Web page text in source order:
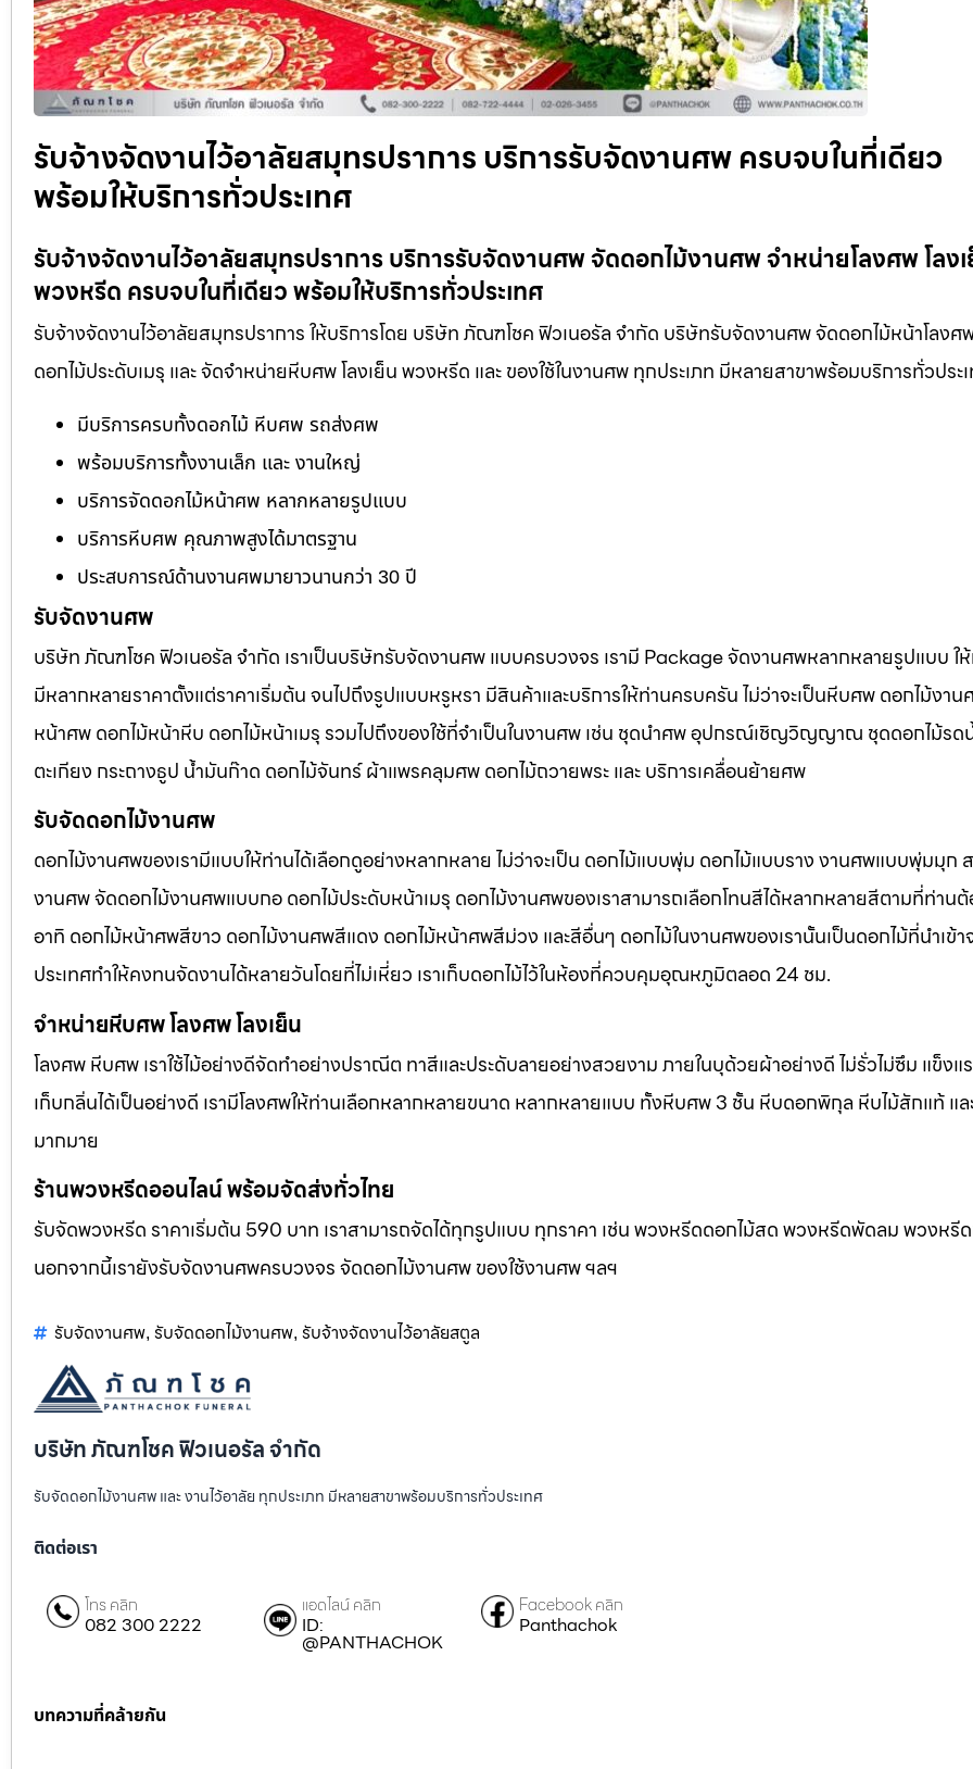
รับจ้างจัดงานไว้อาลัยสมุทรปราการ บริการรับจัดงานศพ ครบจบในที่เดียว
พร้อมให้บริการทั่วประเทศ
รับจ้างจัดงานไว้อาลัยสมุทรปราการ บริการรับจัดงานศพ จัดดอกไม้งานศพ จำหน่ายโลงศพ โลง
พวงหรีด ครบจบในที่เดียว พร้อมให้บริการทั่วประเทศ
รับจ้างจัดงานไว้อาลัยสมุทรปราการ ให้บริการโดย บริษัท ภัณฑโชค ฟิวเนอรัล จำกัด บริษัทรับจัดงานศพ จัดดอกไม้หน้าโลงศ
ดอกไม้ประดับเมรุ และ จัดจำหน่ายหีบศพ โลงเย็น พวงหรีด และ ของใช้ในงานศพ ทุกประเภท มีหลายสาขาพร้อมบริการทั่วประ
มีบริการครบทั้งดอกไม้ หีบศพ รถส่งศพ
พร้อมบริการทั้งงานเล็ก และ งานใหญ่
บริการจัดดอกไม้หน้าศพ หลากหลายรูปแบบ
บริการหีบศพ คุณภาพสูงได้มาตรฐาน
ประสบการณ์ด้านงานศพมายาวนานกว่า 30 ปี
รับจัดงานศพ
บริษัท ภัณฑโชค ฟิวเนอรัล จำกัด เราเป็นบริษัทรับจัดงานศพ แบบครบวงจร เรามี Package จัดงานศพหลากหลายรูปแบบ ใ
มีหลากหลายราคาตั้งแต่ราคาเริ่มต้น จนไปถึงรูปแบบหรูหรา มีสินค้าและบริการให้ท่านครบครัน ไม่ว่าจะเป็นหีบศพ ดอกไม้งา
หน้าศพ ดอกไม้หน้าหีบ ดอกไม้หน้าเมรุ รวมไปถึงของใช้ที่จำเป็นในงานศพ เช่น ชุดนำศพ อุปกรณ์เชิญวิญญาณ ชุดดอกไม้รด
ตะเกียง กระถางธูป น้ำมันก๊าด ดอกไม้จันทร์ ผ้าแพรคลุมศพ ดอกไม้ถวายพระ และ บริการเคลื่อนย้ายศพ
รับจัดดอกไม้งานศพ
ดอกไม้งานศพของเรามีแบบให้ท่านได้เลือกดูอย่างหลากหลาย ไม่ว่าจะเป็น ดอกไม้แบบพุ่ม ดอกไม้แบบราง งานศพแบบพุ่มมุก
งานศพ จัดดอกไม้งานศพแบบกอ ดอกไม้ประดับหน้าเมรุ ดอกไม้งานศพของเราสามารถเลือกโทนสีได้หลากหลายสีตามที่ท่าน
อาทิ ดอกไม้หน้าศพสีขาว ดอกไม้งานศพสีแดง ดอกไม้หน้าศพสีม่วง และสีอื่นๆ ดอกไม้ในงานศพของเรานั้นเป็นดอกไม้ที่นำเข้า
ประเทศทำให้คงทนจัดงานได้หลายวันโดยที่ไม่เหี่ยว เราเก็บดอกไม้ไว้ในห้องที่ควบคุมอุณหภูมิตลอด 24 ชม.
จำหน่ายหีบศพ โลงศพ โลงเย็น
โลงศพ หีบศพ เราใช้ไม้อย่างดีจัดทำอย่างปราณีต ทาสีและประดับลายอย่างสวยงาม ภายในบุด้วยผ้าอย่างดี ไม่รั่วไม่ซึม แข็งแ
เก็บกลิ่นได้เป็นอย่างดี เรามีโลงศพให้ท่านเลือกหลากหลายขนาด หลากหลายแบบ ทั้งหีบศพ 3 ชั้น หีบดอกพิกุล หีบไม้สักแท้ แ
มากมาย
ร้านพวงหรีดออนไลน์ พร้อมจัดส่งทั่วไทย
รับจัดพวงหรีด ราคาเริ่มต้น 590 บาท เราสามารถจัดได้ทุกรูปแบบ ทุกราคา เช่น พวงหรีดดอกไม้สด พวงหรีดพัดลม พวงหรี
นอกจากนี้เรายังรับจัดงานศพครบวงจร จัดดอกไม้งานศพ ของใช้งานศพ ฯลฯ
รับจัดงานศพ, รับจัดดอกไม้งานศพ, รับจ้างจัดงานไว้อาลัยสตูล
บริษัท ภัณฑโชค ฟิวเนอรัล จำกัด
รับจัดดอกไม้งานศพ และ งานไว้อาลัย ทุกประเภท มีหลายสาขาพร้อมบริการทั่วประเทศ
ติดต่อเรา
โทร คลิก
082 300 2222
แอดไลน์ คลิก
ID:
@PANTHACHOK
Facebook คลิก
Panthachok
บทความที่คล้ายกัน